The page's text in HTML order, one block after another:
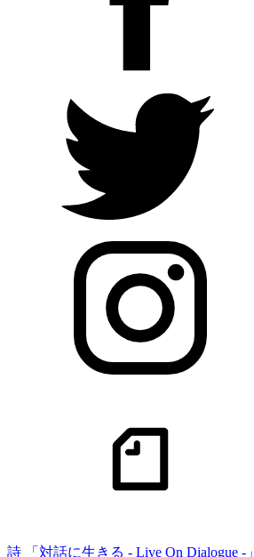
詩 「対話に生きる - Live On Dialogue -」